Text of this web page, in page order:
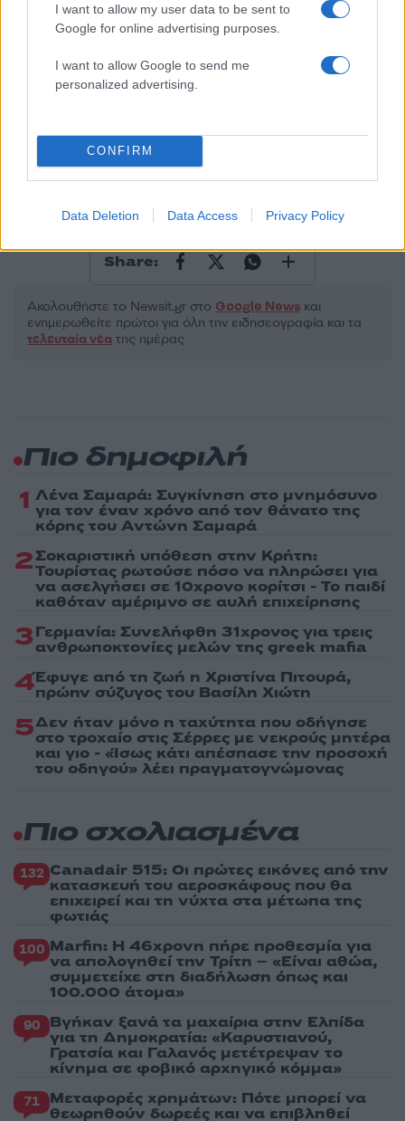
I want to allow my user data to be sent to
Google for online advertising purposes.
I want to allow Google to send me
personalized advertising.
CONFIRM
Data Deletion Data Access Privacy Policy
Όροι Χρήσης. Το site προστατεύεται από reCAPTCHA, ισχύουν
Πολιτική Απορρήτου&Όροι Χρήσης
ΑΜΟΛΥΒΔΗ
ΒΕΝΖΙΝΗ ΝΤΙΖΕΛ
Share:
Ακολουθήστε το Νewsit.gr στο Google News και
ενημερωθείτε πρώτοι για όλη την ειδησεογραφία και τα
τελευταία νέα της ημέρας
Πιο δημοφιλή
1 Λένα Σαμαρά: Συγκίνηση στο μνημόσυνο
για τον έναν χρόνο από τον θάνατο της
κόρης του Αντώνη Σαμαρά
2Σοκαριστική υπόθεση στην Κρήτη:
Τουρίστας ρωτούσε πόσο να πληρώσει για
να ασελγήσει σε 10χρονο κορίτσι - Το παιδί
καθόταν αμέριμνο σε αυλή επιχείρησης
3Γερμανία: Συνελήφθη 31χρονος για τρεις
ανθρωποκτονίες μελών της greek mafia
4Έφυγε από τη ζωή η Χριστίνα Πιτουρά,
πρώην σύζυγος του Βασίλη Χιώτη
5Δεν ήταν μόνο η ταχύτητα που οδήγησε
στο τροχαίο στις Σέρρες με νεκρούς μητέρα
και γιο - «Ίσως κάτι απέσπασε την προσοχή
του οδηγού» λέει πραγματογνώμονας
Πιο σχολιασμένα
132 Canadair 515: Οι πρώτες εικόνες από την
κατασκευή του αεροσκάφους που θα
επιχειρεί και τη νύχτα στα μέτωπα της
φωτιάς
100 Marfin: Η 46χρονη πήρε προθεσμία για
να απολογηθεί την Τρίτη – «Είναι αθώα,
συμμετείχε στη διαδήλωση όπως και
100.000 άτομα»
90 Βγήκαν ξανά τα μαχαίρια στην Ελπίδα
για τη Δημοκρατία: «Καρυστιανού,
Γρατσία και Γαλανός μετέτρεψαν το
κίνημα σε φοβικό αρχηγικό κόμμα»
71 Μεταφορές χρημάτων: Πότε μπορεί να
θεωρηθούν δωρεές και να επιβληθεί